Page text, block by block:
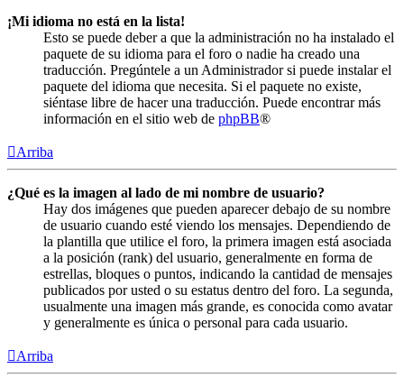
¡Mi idioma no está en la lista!
Esto se puede deber a que la administración no ha instalado el
paquete de su idioma para el foro o nadie ha creado una
traducción. Pregúntele a un Administrador si puede instalar el
paquete del idioma que necesita. Si el paquete no existe,
siéntase libre de hacer una traducción. Puede encontrar más
información en el sitio web de phpBB®
Arriba
¿Qué es la imagen al lado de mi nombre de usuario?
Hay dos imágenes que pueden aparecer debajo de su nombre
de usuario cuando esté viendo los mensajes. Dependiendo de
la plantilla que utilice el foro, la primera imagen está asociada
a la posición (rank) del usuario, generalmente en forma de
estrellas, bloques o puntos, indicando la cantidad de mensajes
publicados por usted o su estatus dentro del foro. La segunda,
usualmente una imagen más grande, es conocida como avatar
y generalmente es única o personal para cada usuario.
Arriba